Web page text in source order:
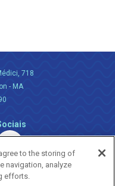
718
- MA
to the storing of
navigation, analyze
efforts.